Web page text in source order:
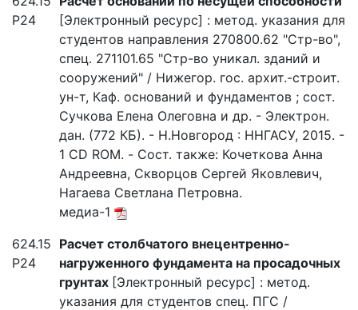
Р24
[Электронный ресурс] : метод. указания для
студентов направления 270800.62 "Стр-во",
спец. 271101.65 "Стр-во уникал. зданий и
сооружений" / Нижегор. гос. архит.-строит.
ун-т, Каф. оснований и фундаментов ; сост.
Сучкова Елена Олеговна и др. - Электрон.
дан. (772 КБ). - Н.Новгород : ННГАСУ, 2015. -
1 CD ROM. - Сост. также: Кочеткова Анна
Андреевна, Скворцов Сергей Яковлевич,
Нагаева Светлана Петровна.
медиа-1
624.15
Р24
Расчет столбчатого внецентренно-
нагруженного фундамента на просадочных
грунтах [Электронный ресурс] : метод.
указания для студентов спец. ПГС /